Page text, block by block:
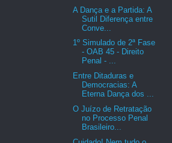
A Dança e a Partida: A
Sutil Diferença entre
Conve...
1º Simulado de 2ª Fase
- OAB 45 - Direito
Penal - ...
Entre Ditaduras e
Democracias: A
Eterna Dança dos ...
O Juízo de Retratação
no Processo Penal
Brasileiro...